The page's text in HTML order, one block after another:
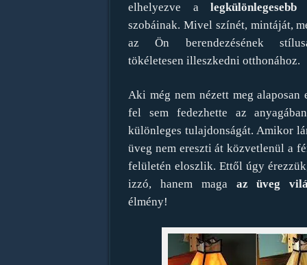
elhelyezve a legkülönlegesebb
szobáinak. Mivel színét, mintáját,
az Ön berendezésének
tökéletesen illeszkedni otthonához.
Aki még nem nézett meg alaposan
fel sem fedezhette az
különleges tulajdonságát. Amikor
üveg nem ereszti át közvetlenül a
felületén eloszlik. Ettől úgy
izzó, hanem maga az üveg
élmény!